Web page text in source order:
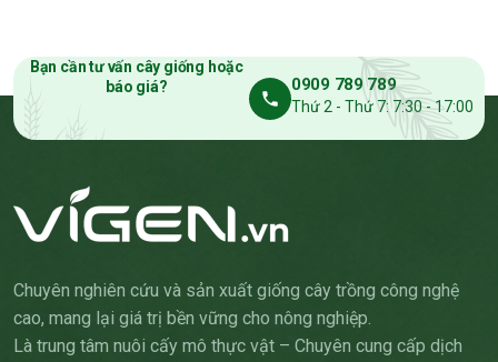
Bạn cần tư vấn cây giống hoặc
báo giá?
0909 789 789
Thứ 2 - Thứ 7: 7:30 - 17:00
Chuyên nghiên cứu và sản xuất giống cây trồng công nghệ
cao, mang lại giá trị bền vững cho nông nghiệp.
Là trung tâm nuôi cấy mô thực vật – Chuyên cung cấp dịch